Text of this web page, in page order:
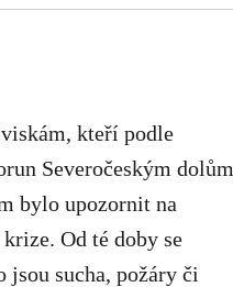
kteří podle
Severočeským dolům
bylo upozornit na
Od té doby se
sucha, požáry či